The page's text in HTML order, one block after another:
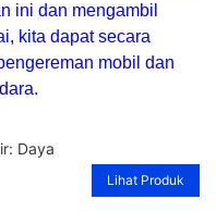
ini dan mengambil
kita dapat secara
mobil dan
Daya
Lihat Produk